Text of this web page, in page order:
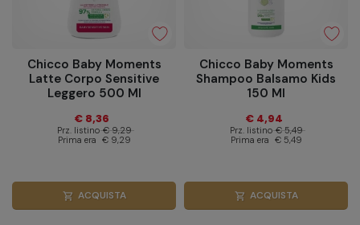
Chicco Baby Moments
Latte Corpo Sensitive
Leggero 500 Ml
€ 8,36
Prz. listino € 9,29
Prima era € 9,29
shopping_cart ACQUISTA
Chicco Baby Moments
Shampoo Balsamo Kids
150 Ml
€ 4,94
Prz. listino € 5,49
Prima era € 5,49
shopping_cart ACQUISTA